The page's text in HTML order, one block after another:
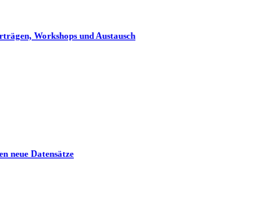
Workshops und Austausch
neue Datensätze